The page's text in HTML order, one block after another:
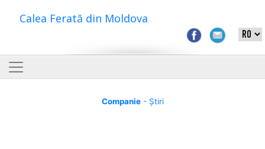
Calea Ferată din Moldova
Companie- Știri